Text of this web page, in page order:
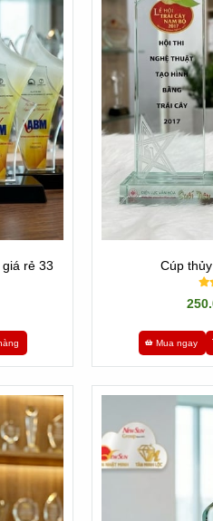
được chế tác trong
chúng ta muốn.
không đủ để chế tác pha lê, nên
sản phẩm Cúp Thủy tinh pha
tôi tự hào là đơn vị có mặt mọi
quà việt
rẻ 33 Cúp
Mua ngay